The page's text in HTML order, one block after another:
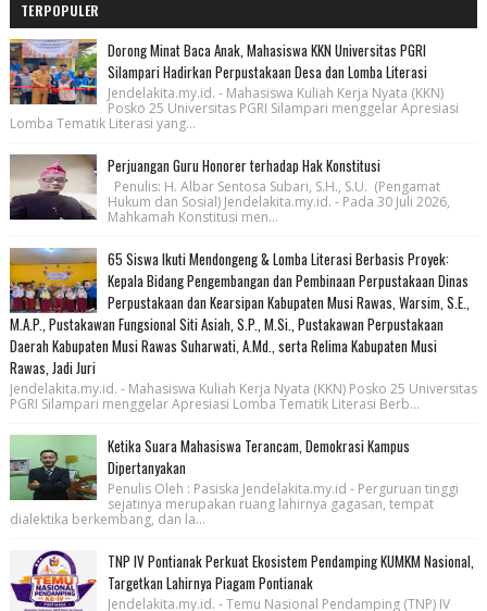
TERPOPULER
Dorong Minat Baca Anak, Mahasiswa KKN Universitas PGRI
Silampari Hadirkan Perpustakaan Desa dan Lomba Literasi
Jendelakita.my.id. - Mahasiswa Kuliah Kerja Nyata (KKN)
Posko 25 Universitas PGRI Silampari menggelar Apresiasi
Lomba Tematik Literasi yang...
Perjuangan Guru Honorer terhadap Hak Konstitusi
Penulis: H. Albar Sentosa Subari, S.H., S.U. (Pengamat
Hukum dan Sosial) Jendelakita.my.id. - Pada 30 Juli 2026,
Mahkamah Konstitusi men...
65 Siswa Ikuti Mendongeng & Lomba Literasi Berbasis Proyek:
Kepala Bidang Pengembangan dan Pembinaan Perpustakaan Dinas
Perpustakaan dan Kearsipan Kabupaten Musi Rawas, Warsim, S.E.,
M.A.P., Pustakawan Fungsional Siti Asiah, S.P., M.Si., Pustakawan Perpustakaan
Daerah Kabupaten Musi Rawas Suharwati, A.Md., serta Relima Kabupaten Musi
Rawas, Jadi Juri
Jendelakita.my.id. - Mahasiswa Kuliah Kerja Nyata (KKN) Posko 25 Universitas
PGRI Silampari menggelar Apresiasi Lomba Tematik Literasi Berb...
Ketika Suara Mahasiswa Terancam, Demokrasi Kampus
Dipertanyakan
Penulis Oleh : Pasiska Jendelakita.my.id - Perguruan tinggi
sejatinya merupakan ruang lahirnya gagasan, tempat
dialektika berkembang, dan la...
TNP IV Pontianak Perkuat Ekosistem Pendamping KUMKM Nasional,
Targetkan Lahirnya Piagam Pontianak
Jendelakita.my.id. - Temu Nasional Pendamping (TNP) IV